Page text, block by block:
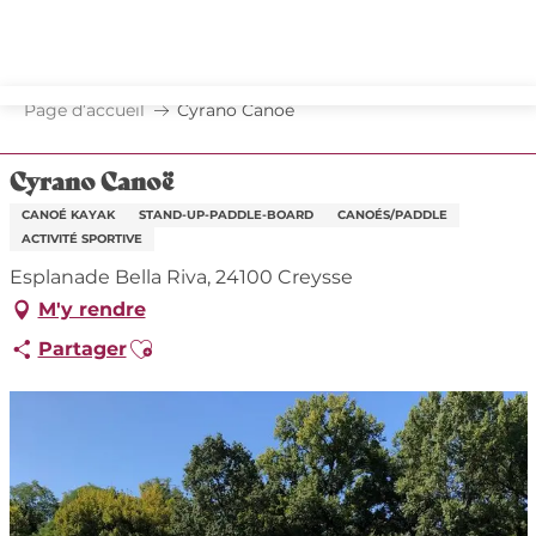
principal
Page d’accueil Cyrano Canoë
Cyrano Canoë
CANOÉ KAYAK STAND-UP-PADDLE-BOARD
CANOÉS/PADDLE
ACTIVITÉ SPORTIVE
Esplanade Bella Riva, 24100 Creysse
M'y rendre
PartagerAjouter aux favoris